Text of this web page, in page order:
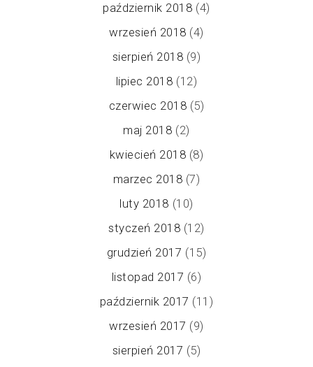
październik 2018 (4)
wrzesień 2018 (4)
sierpień 2018 (9)
lipiec 2018 (12)
czerwiec 2018 (5)
maj 2018 (2)
kwiecień 2018 (8)
marzec 2018 (7)
luty 2018 (10)
styczeń 2018 (12)
grudzień 2017 (15)
listopad 2017 (6)
październik 2017 (11)
wrzesień 2017 (9)
sierpień 2017 (5)